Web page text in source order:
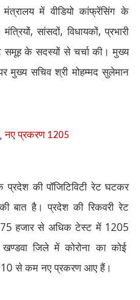
में वीडियो कांफ्रेंसिंग के
,सांसदों,विधायकों,प्रभारी
समूह के सदस्यों से चर्चा की। मुख्य
मुख्य सचिव श्री मोहम्मद सुलेमान
नए प्रकरण1205
प्रदेश की पॉजिटिविटी रेट घटकर
की बात है। प्रदेश की रिकवरी रेट
75 हजार से अधिक टेस्ट में 1205
जिले में कोरोना का कोई
10 से कम नए प्रकरण आए हैं।